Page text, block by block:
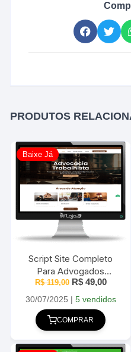
PRODUTOS
Baixe Já
Script Site Completo
Para Advogados
Elementor + WordPress
– 2025
R$119,00 O
original
era:
R$ 119,00.
R$49,00O
atual
30/07/2025 | 5 vendidos
COMPRAR